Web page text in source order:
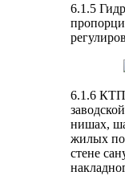
6.1.5
6.1.6 КТП
нишах,
жилых
стене